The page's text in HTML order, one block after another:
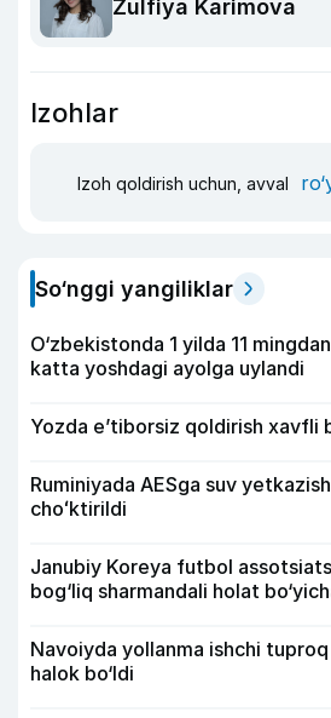
Zulfiya Karimova
Izohlar
Izoh qoldirish uchun, avval
So‘nggi yangiliklar
O‘zbekistonda 1 yilda 11
katta yoshdagi ayolga uylandi
Yozda e’tiborsiz qoldirish xavfli
Ruminiyada AESga suv
choʻktirildi
Janubiy Koreya futbol
bog‘liq sharmandali holat
Navoiyda yollanma ishchi
halok bo‘ldi